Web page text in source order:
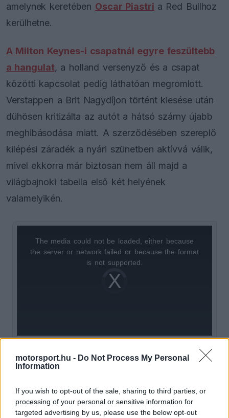
motorsport.hu - Do Not Process My Personal
Information
If you wish to opt-out of the sale, sharing to third parties, or
processing of your personal or sensitive information for
targeted advertising by us, please use the below opt-out
amelynek keretében Oscar Piastri a Red Bullhoz
kerülhetne.
A Milton Keynes-i csapatnál egyre feszültebb
a hangulat, a holland versenyző és a csapat
közötti kapcsolat pedig láthatóan megromlott.
Verstappen a Brit Nagydíjon történt kiesése után
dühösen kritizálta az autót a hátsó szárny újabb
meghibásodása miatt. A szerződésében szereplő
kilépési záradék a nyári szünetben aktívvá válik,
mivel ekkorra már biztosan nem áll majd a
világbajnoki tabella első két helyének
valamelyikén.
Video
Player
loading.
The media could not be loaded, either because
the server or network failed or because the format
is not supported.
Ráadásul a Red Bull társtulajdonosa, Mark
kapcsolatot a holland pilótával, amiért az nem
hajlandó elkötelezni magát a csapat mellett 2027-